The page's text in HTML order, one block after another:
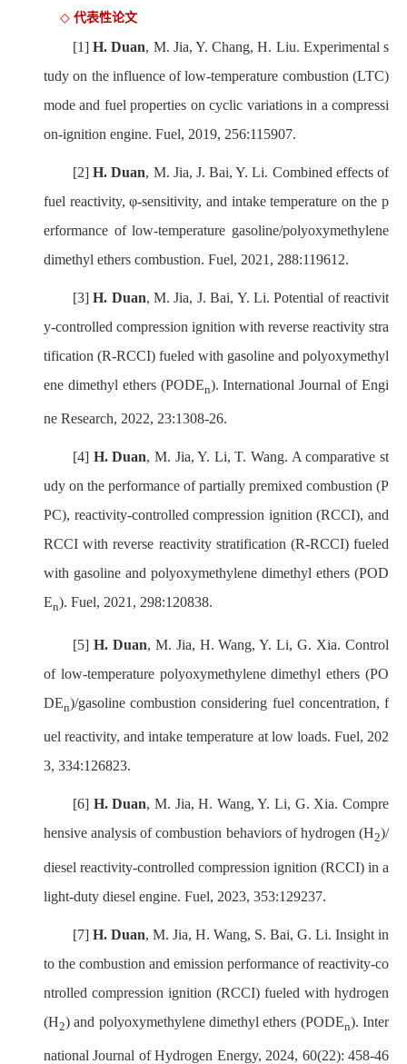
◇ 代表性论文
[1]H. Duan, M. Jia, Y. Chang, H. Liu. Experimental s
tudy on the influence of low-temperature combustion (LTC)
mode and fuel properties on cyclic variations in a compressi
on-ignition engine. Fuel, 2019, 256:115907.
[2]H. Duan, M. Jia, J. Bai, Y. Li. Combined effects of
fuel reactivity, φ-sensitivity, and intake temperature on the p
erformance of low-temperature gasoline/polyoxymethylene
dimethyl ethers combustion. Fuel, 2021, 288:119612.
[3]H. Duan, M. Jia, J. Bai, Y. Li. Potential of reactivit
y-controlled compression ignition with reverse reactivity stra
tification (R-RCCI) fueled with gasoline and polyoxymethyl
ene dimethyl ethers (PODEn). International Journal of Engi
ne Research, 2022, 23:1308-26.
[4] H. Duan, M. Jia, Y. Li, T. Wang. A comparative st
udy on the performance of partially premixed combustion (P
PC), reactivity-controlled compression ignition (RCCI), and
RCCI with reverse reactivity stratification (R-RCCI) fueled
with gasoline and polyoxymethylene dimethyl ethers (POD
En). Fuel, 2021, 298:120838.
[5] H. Duan, M. Jia, H. Wang, Y. Li, G. Xia. Control
of low-temperature polyoxymethylene dimethyl ethers (PO
DEn)/gasoline combustion considering fuel concentration, f
uel reactivity, and intake temperature at low loads. Fuel, 202
3, 334:126823.
[6] H. Duan, M. Jia, H. Wang, Y. Li, G. Xia. Compre
hensive analysis of combustion behaviors of hydrogen (H2)/
diesel reactivity-controlled compression ignition (RCCI) in a
light-duty diesel engine. Fuel, 2023, 353:129237.
[7] H. Duan, M. Jia, H. Wang, S. Bai, G. Li. Insight in
to the combustion and emission performance of reactivity-co
ntrolled compression ignition (RCCI) fueled with hydrogen
(H2) and polyoxymethylene dimethyl ethers (PODEn). Inter
national Journal of Hydrogen Energy, 2024, 60(22): 458-46